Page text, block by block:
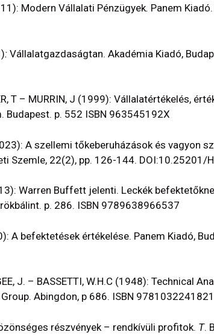
Modern Vállalati Pénzügyek. Panem
: Vállalatgazdaságtan. Akadémia Kiadó,
T – MURRIN, J (1999): Vállalatértékelés,
Budapest. p. 552 ISBN 963545192X
A szellemi tőkeberuházások és vagyon
Szemle, 22(2), pp. 126-144. DOI:10.25201/
Warren Buffett jelenti. Leckék
p. 286. ISBN 9789638966537
A befektetések értékelése. Panem Kiadó,
J. – BASSETTI, W.H.C (1948): Technical
Abingdon, p 686. ISBN 9781032241821
​részvények – rendkívüli profitok. T.